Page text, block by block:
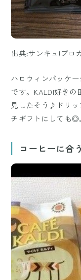
出典:サンキュ!ブ
ハロウィンパッケ
です。KALDI好き
見したそう♪ドリッ
チギフトにしても◎。
コーヒーに合